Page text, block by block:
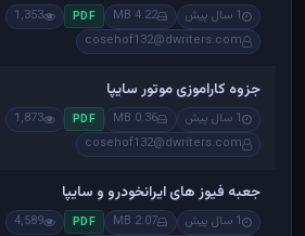
1 سال پیش 4.22 MB
PDF
1,353
cosehof132@dwriters.com
جزوه کاراموزی موتور سایپا
1 سال پیش 0.36 MB
PDF
1,873
cosehof132@dwriters.com
جعبه فیوز های ایرانخودرو و سایپا
1 سال پیش 2.07 MB
PDF
4,589